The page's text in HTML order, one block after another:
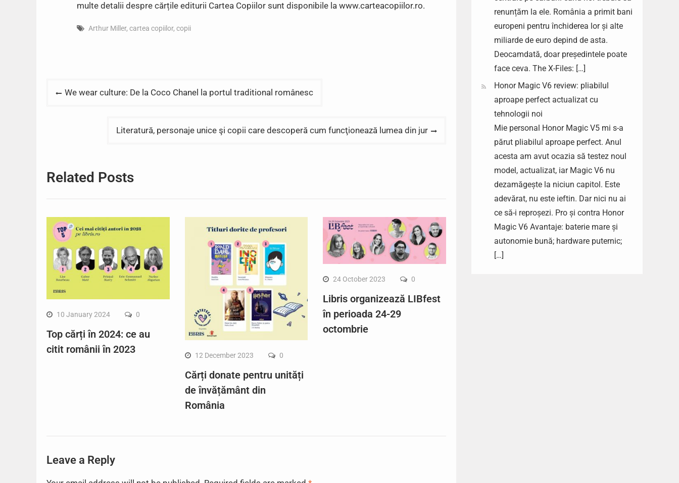
multe detalii despre cărțile editurii Cartea Copiilor sunt disponibile la www.carteacopiilor.ro.
Arthur Miller, cartea copiilor, copii
PostWe wear culture: De la Coco Chanel la portul traditional românesc
Literatură, personaje unice şi copii care descoperă cum funcţionează lumea din jur
Related Posts
10 January 2024 0
Top cărți în 2024: ce au
citit românii în 2023
12 December 2023 0
Cărți donate pentru unități
de învățământ din
România
24 October 2023 0
Libris organizează LIBfest
în perioada 24-29
octombrie
Leave a Reply
renunțăm la ele. România a primit bani
europeni pentru închiderea lor și alte
miliarde de euro depind de asta.
Deocamdată, doar președintele poate
face ceva. The X-Files: […]
Honor Magic V6 review: pliabilul
aproape perfect actualizat cu
tehnologii noi
Mie personal Honor Magic V5 mi s-a
părut pliabilul aproape perfect. Anul
acesta am avut ocazia să testez noul
model, actualizat, iar Magic V6 nu
dezamăgește la niciun capitol. Este
adevărat, nu este ieftin. Dar nici nu ai
ce să-i reproșezi. Pro și contra Honor
Magic V6 Avantaje: baterie mare și
autonomie bună; hardware puternic;
[…]